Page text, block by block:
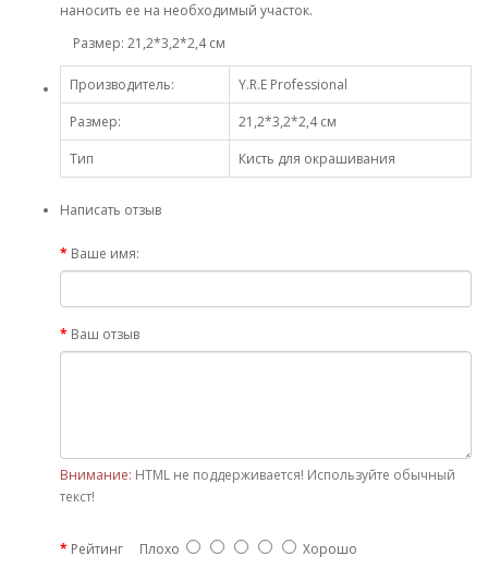
наносить ее на необходимый участок.
Размер: 21,2*3,2*2,4 см
Производитель:
Y.R.E Professional
Размер:
21,2*3,2*2,4 см
Тип
Кисть для окрашивания
Написать отзыв
Ваше имя:
Ваш отзыв
Внимание: HTML не поддерживается! Используйте обычный
текст!
Рейтинг Плохо Хорошо